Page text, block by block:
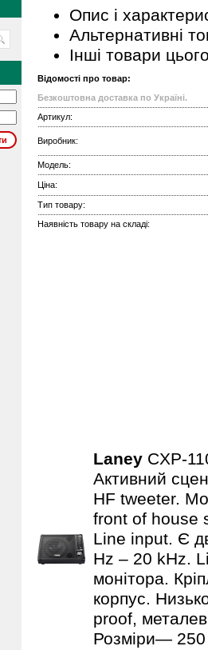
Опис і
Альтернативні
Інші товари
Відомості про товар:
Безкоштовна доставка по Україні.
Артикул:
Виробник:
Модель:
Ціна:
Тип товару:
Наявність товару на складі:
Laney CXP-
Активний
HF tweeter.
front of house
Line input. Є
Hz – 20 kHz.
монітора.
корпус.
proof,
Розміри—